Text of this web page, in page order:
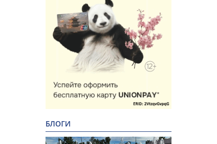
БЛОГИ